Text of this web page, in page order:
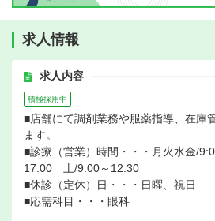
求人情報
求人内容
積極採用中
■店舗にて調剤業務や服薬指導、在庫
ます。
■診療（営業）時間・・・月火水金/
17:00 土/9:00～12:30
■休診（定休）日・・・日曜、祝日
■応需科目・・・眼科